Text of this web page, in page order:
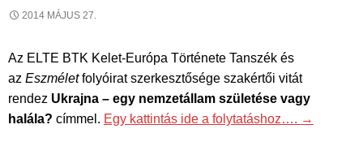
2014 MÁJUS 27.
Az ELTE BTK Kelet-Európa Története Tanszék és
az Eszméletfolyóirat szerkesztősége szakértői vitát
rendez Ukrajna – egy nemzetállam születése vagy
halála? címmel. Egy kattintás ide a folytatáshoz…. →